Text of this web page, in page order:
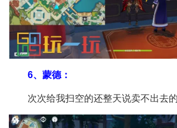
6、蒙德：
次次给我扫空的还整天说卖不出去